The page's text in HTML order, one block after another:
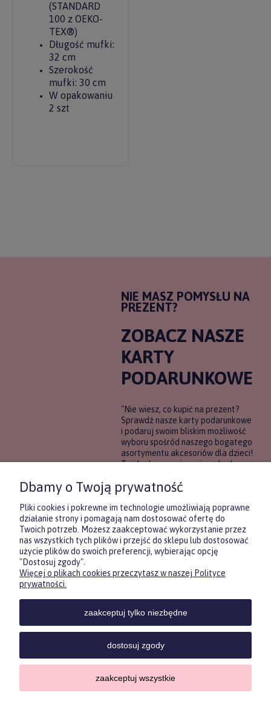
(STANDARD
100 z OEKO-
TEX®)
Długość mufki:
32 cm
Szerokość
mufki: 30 cm
W opakowaniu
2 szt
NIE MASZ POMYSŁU NA
PREZENT?
ZOBACZ NASZE
KARTY
PODARUNKOWE
"Nie wiesz, co kupić na prezent?
Sprawdź nasze karty podarunkowe
i podaruj swoim bliskim możliwość
wyboru spośród naszego bogatego
asortymentu akcesoriów dla dzieci!
To idealne rozwiązanie, gdy chcesz
pewności, co będzie najbardziej
trafione.
DOWIEDZ SIĘ WIĘCEJ
KONTAKTPOMOC MOJE
Sklep internetowy Shoper.pl
Zasubskrybuj nasz newsletter
i otrzymaj5% rabatu na pierwszyzakup.
Twój email
Dbamy o Twoją prywatność
Pliki cookies i pokrewne im technologie umożliwiają poprawne
działanie strony i pomagają nam dostosować ofertę do
Twoich potrzeb. Możesz zaakceptować wykorzystanie przez
nas wszystkich tych plików i przejść do sklepu lub dostosować
użycie plików do swoich preferencji, wybierając opcję
"Dostosuj zgody".
Więcej o plikach cookies przeczytasz w naszej Polityce
prywatności.
zaakceptuj tylko niezbędne
dostosuj zgody
zaakceptuj wszystkie